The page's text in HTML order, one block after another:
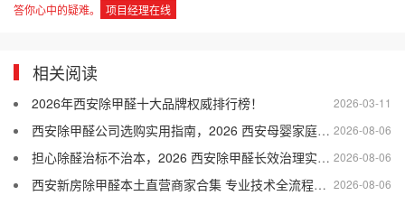
答你心中的疑难。
项目经理在线
相关阅读
2026-03-11
2026年西安除甲醛十大品牌权威排行榜！
2026-08-06
西安除甲醛公司选购实用指南，2026 西安母婴家庭适配的除甲醛公司盘点
2026-08-06
担心除醛治标不治本，2026 西安除甲醛长效治理实用干货
2026-08-06
西安新房除甲醛本土直营商家合集 专业技术全流程售后口碑优选